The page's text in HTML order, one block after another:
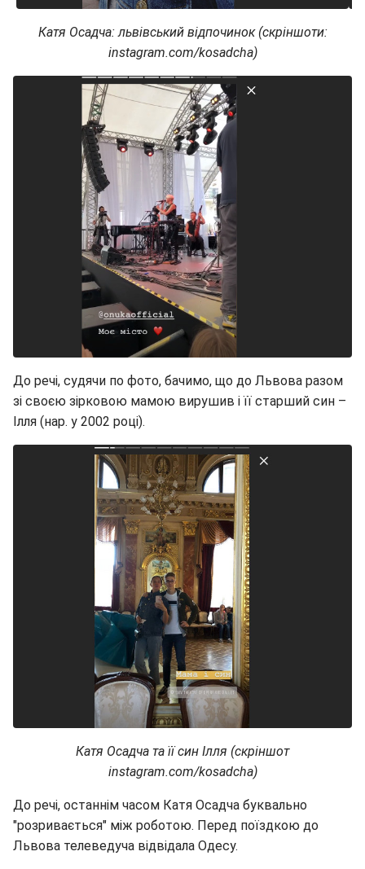
Катя Осадча: львівський відпочинок (скріншоти:
instagram.com/kosadcha)
До речі, судячи по фото, бачимо, що до Львова разом
зі своєю зірковою мамою вирушив і її старший син –
Ілля (нар. у 2002 році).
Катя Осадча та її син Ілля (скріншот
instagram.com/kosadcha)
До речі, останнім часом Катя Осадча буквально
"розривається" між роботою. Перед поїздкою до
Львова телеведуча відвідала Одесу.